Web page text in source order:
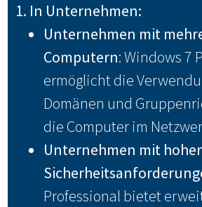
1. In Unternehmen:
Unternehmen mit
Computern: Windows 7
ermöglicht die
Domänen und
die Computer im
Unternehmen mit
Professional bietet